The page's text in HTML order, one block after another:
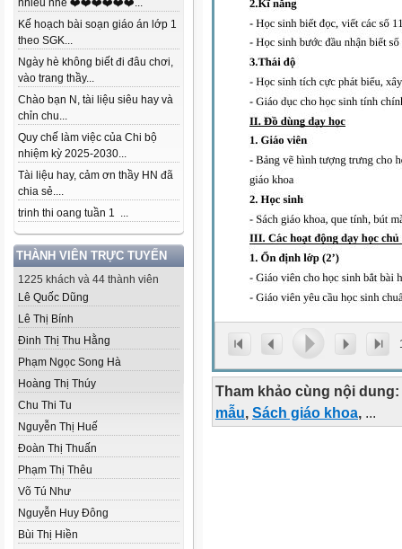
nhiều nhé ❤️❤️❤️❤️❤️❤️...
Kế hoạch bài soạn giáo án lớp 1
theo SGK...
Ngày hè không biết đi đâu chơi,
vào trang thầy...
Chào bạn N, tài liệu siêu hay và
chỉn chu...
Quy chế làm việc của Chi bộ
nhiệm kỳ 2025-2030...
Tài liệu hay, cảm ơn thầy HN đã
chia sẻ....
trinh thi oang tuần 1 ...
THÀNH VIÊN TRỰC TUYẾN
1225 khách và 44 thành viên
Lê Quốc Dũng
Lê Thị Bính
Đinh Thị Thu Hằng
Phạm Ngọc Song Hà
Hoàng Thị Thúy
Chu Thi Tu
Nguyễn Thị Huế
Đoàn Thị Thuấn
Phạm Thị Thêu
Võ Tú Như
Nguyễn Huy Đông
Bùi Thị Hiền
Tham khảo cùng nội dung:
mẫu, Sách giáo khoa, ...